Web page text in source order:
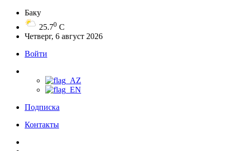
Баку
25.70 C
Четверг, 6 август 2026
Войти
Подписка
Контакты